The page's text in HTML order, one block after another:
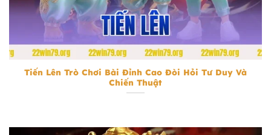
Tiến Lên Trò Chơi Bài Đỉnh Cao Đòi Hỏi Tư Duy Và
Chiến Thuật